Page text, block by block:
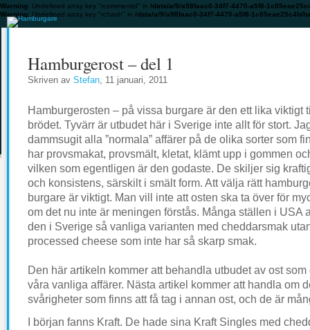
Warning: Undefined array key "rcommentid" in /data/a/9/a98faac0-34f7-4470-a5f8-
Warning: Undefined array key "rchash" in /data/a/9/a98faac0-34f7-4470-a5f8-
Hamburgerost – del 1
Skriven av Stefan, 11 januari, 2011
Hamburgerosten – på vissa burgare är den ett lika viktigt
brödet. Tyvärr är utbudet här i Sverige inte allt för stort.
dammsugit alla ”normala” affärer på de olika sorter som
har provsmakat, provsmält, kletat, klämt upp i gommen
vilken som egentligen är den godaste. De skiljer sig
och konsistens, särskilt i smält form. Att välja rätt
burgare är viktigt. Man vill inte att osten ska ta över för
om det nu inte är meningen förstås. Många ställen i USA
den i Sverige så vanliga varianten med cheddarsmak
processed cheese som inte har så skarp smak.
Den här artikeln kommer att behandla utbudet av ost som
våra vanliga affärer. Nästa artikel kommer att handla om
svårigheter som finns att få tag i annan ost, och de är
I början fanns Kraft. De hade sina Kraft Singles med